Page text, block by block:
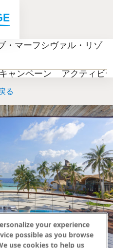
・マーフシヴァル・リゾ
キャンペーン アクティビ
る
your experience
possible as you browse
use cookies to help us